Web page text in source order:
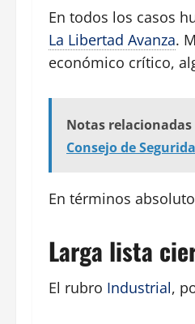
En todos los casos
La Libertad Avanza.
económico crítico,
Notas relacionadas
Consejo de
En términos
Larga lista
El rubro Industrial,